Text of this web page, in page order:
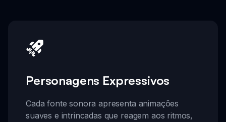
Personagens Expressivos
Cada fonte sonora apresenta animações
suaves e intrincadas que reagem aos ritmos,